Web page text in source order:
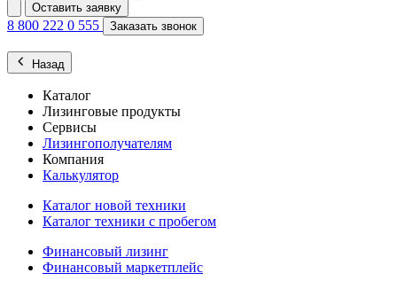
Оставить заявку
8 800 222 0 555 Заказать звонок
Назад
Каталог
Лизинговые продукты
Сервисы
Лизингополучателям
Компания
Калькулятор
Каталог новой техники
Каталог техники с пробегом
Финансовый лизинг
Финансовый маркетплейс